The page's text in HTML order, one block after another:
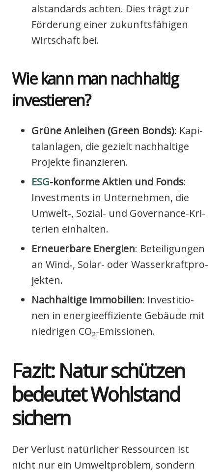
al­stan­dards ach­ten. Dies trägt zur
För­de­rung einer zukunfts­fä­hi­gen
Wirt­schaft bei.
Wie kann man nach­hal­tig
inves­tie­ren?
Grü­ne Anlei­hen (Green Bonds): Kapi­
tal­an­la­gen, die gezielt nach­hal­ti­ge
Pro­jek­te finan­zie­ren.
ESG-kon­for­me Akti­en und Fonds:
Invest­ments in Unter­neh­men, die
Umwelt‑, Sozi­al- und Gover­nan­ce-Kri­
te­ri­en ein­hal­ten.
Erneu­er­ba­re Ener­gien: Betei­li­gun­gen
an Wind‑, Solar- oder Was­ser­kraft­pro­
jek­ten.
Nach­hal­ti­ge Immo­bi­li­en: Inves­ti­tio­
nen in ener­gie­ef­fi­zi­en­te Gebäu­de mit
nied­ri­gen CO₂-Emis­sio­nen.
Fazit: Natur schüt­zen
bedeu­tet Wohl­stand
sichern
Der Ver­lust natür­li­cher Res­sour­cen ist
nicht nur ein Umwelt­pro­blem, son­dern